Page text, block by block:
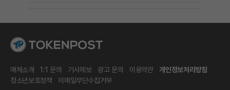
매체소개 1:1 문의 기사제보 광고 문의 이용약관
개인정보처리방침
청소년보호정책
이메일무단수집거부